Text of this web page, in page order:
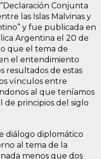
Conjunta
las Islas Malvinas y
y fue publicada en
Argentina el 20 de
que el tema de
el entendimiento
resultados de estas
vínculos entre
al que teníamos
de principios del siglo
diálogo diplomático
al tema de la
menos que dos